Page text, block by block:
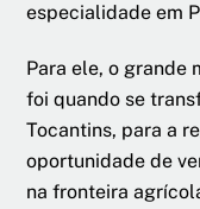
especialidade em
Para ele, o grande
foi quando se
Tocantins, para a
oportunidade de
na fronteira